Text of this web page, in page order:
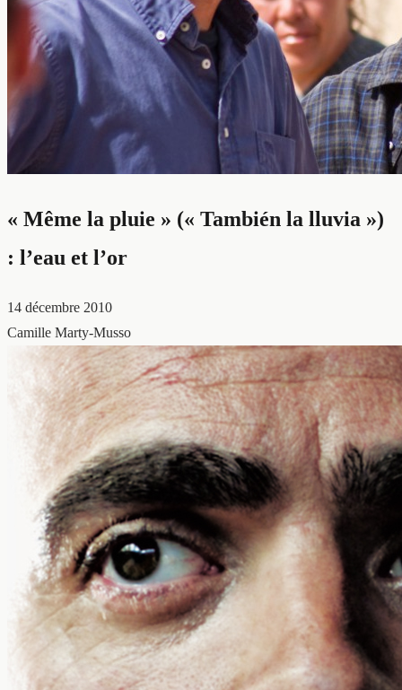
« Même la pluie » (« También la lluvia »)
: l’eau et l’or
14 décembre 2010
Camille Marty-Musso